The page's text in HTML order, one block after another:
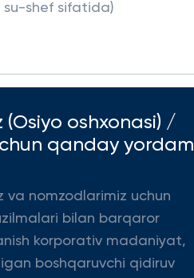
su-shef sifatida)
oshxonasi) /
qanday yordam
va nomzodlarimiz uchun
bilan barqaror
korporativ madaniyat,
boshqaruvchi qidiruv